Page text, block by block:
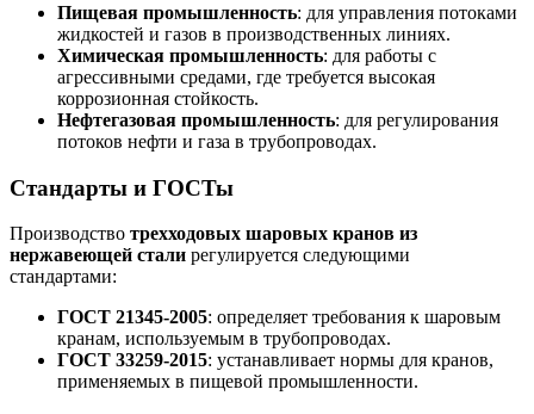
Пищевая промышленность: для управления потоками
жидкостей и газов в производственных линиях.
Химическая промышленность: для работы с
агрессивными средами, где требуется высокая
коррозионная стойкость.
Нефтегазовая промышленность: для регулирования
потоков нефти и газа в трубопроводах.
Стандарты и ГОСТы
Производство трехходовых шаровых кранов из
нержавеющей стали регулируется следующими
стандартами:
ГОСТ 21345-2005: определяет требования к шаровым
кранам, используемым в трубопроводах.
ГОСТ 33259-2015: устанавливает нормы для кранов,
применяемых в пищевой промышленности.